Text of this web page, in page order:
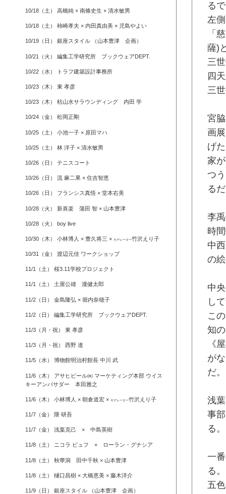
10/18（土） 高橋純 × 南條史生 × 清水敏男
10/18（土） 柿崎孝夫 × 内田真由美 × 児島やよい
10/19（日） 銀座スタイル （山本豊津 企画）
10/21（火） 編集工学研究所 ブックウェアDEPT.
10/22（水） トラフ建築設計事務所
10/23（木） 東 孝彦
10/23（木） 枯山水サラウンディング 内田 学
10/24（金） 松岡正剛
10/25（土） 小池一子 × 原田マハ
10/25（土） 林 洋子 × 清水敏男
10/26（日） テニスコート
10/26（日） 流 麻二果 × 住吉智恵
10/26（日） フランシス真悟 × 堂本右美
10/28（火） 新喜楽 蒲田 智 × 山本豊津
10/28（火） boy live
10/30（木） 小林博人 × 豊久将三 × モデレーター竹沢えり子
10/31（金） 渡辺元佳 ワークショップ
11/1（土） 桜3.11学校プロジェクト
11/1（土） 土屋公雄 瀧健太郎
11/2（日） 金島隆弘 × 堀内奈穂子
11/2（日） 編集工学研究所 ブックウェアDEPT.
11/3（月・祝） 東 孝彦
11/3（月・祝） 西野 達
11/5（水） 博物館明治村館長 中川 武
11/6（木） アサヒビール㈱ マーケティング本部 ウイス
キーアンバサダー 本田雅之
11/6（木） 小林博人 × 朝倉道宏 × モデレーター竹沢えり子
11/7（金） 隈 研吾
11/7（金） 浅葉克己 × 中島英樹
11/8（土） ニコラ ビュフ × ローラン・グナシア
11/8（土） 秋華洞 田中千秋 × 山本豊津
11/8（土） 樋口昌樹 × 大橋恵美 × 藤木洋介
11/9（日） 銀座スタイル （山本豊津 企画）
る
左
「
薩)
三
四
三
宮
画
げ
家
つ
る
李
時
中
の
中
し
こ
知
《
が
だ。
浅
事
る
一
る。
五